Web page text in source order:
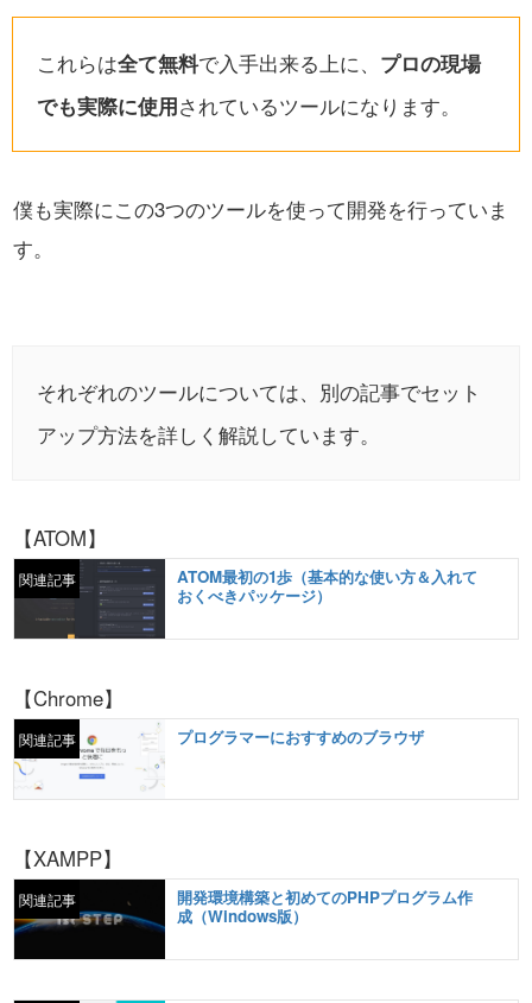
これらは全て無料で入手出来る上に、 プロの現場
でも実際に使用されているツールになります。
僕も実際にこの3つのツールを使って開発を行っていま
す。
それぞれのツールについては、別の記事でセット
アップ方法を詳しく解説しています。
【ATOM】
関連記事
ATOM最初の1歩（基本的な使い方＆入れて
おくべきパッケージ）
【Chrome】
関連記事 プログラマーにおすすめのブラウザ
【XAMPP】
関連記事
開発環境構築と初めてのPHPプログラム作
成（Windows版）